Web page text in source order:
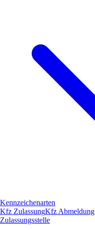
Kennzeichenarten
Kfz ZulassungKfz Abmeldung
Zulassungsstelle